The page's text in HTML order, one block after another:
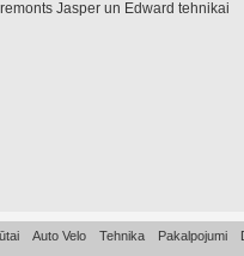
Jasper un Edward tehnikai
Auto Velo Tehnika Pakalpojumi